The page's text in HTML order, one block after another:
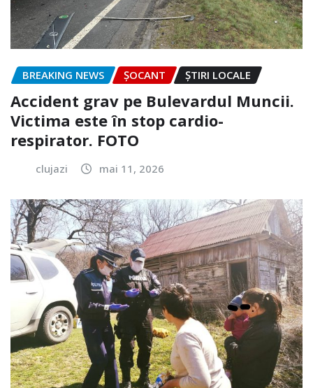
BREAKING NEWS ȘOCANT ȘTIRI LOCALE
Accident grav pe Bulevardul Muncii.
Victima este în stop cardio-
respirator. FOTO
clujazi mai 11, 2026